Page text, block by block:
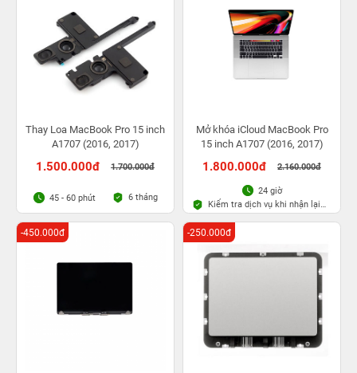
Thay Loa MacBook Pro 15 inch
A1707 (2016, 2017)
1.500.000đ 1.700.000đ
45 - 60 phút 6 tháng
Mở khóa iCloud MacBook Pro
15 inch A1707 (2016, 2017)
1.800.000đ 2.160.000đ
24 giờ
Kiểm tra dịch vụ khi nhận lại
máy
-450.000đ -250.000đ